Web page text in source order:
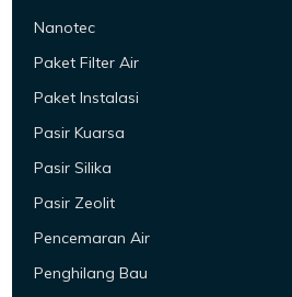
Nanotec
Paket Filter Air
Paket Instalasi
Pasir Kuarsa
Pasir Silika
Pasir Zeolit
Pencemaran Air
Penghilang Bau